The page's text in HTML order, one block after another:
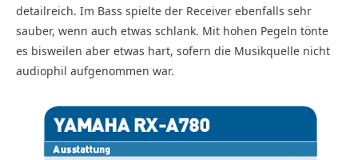
detailreich. Im Bass spielte der Receiver ebenfalls sehr
sauber, wenn auch etwas schlank. Mit hohen Pegeln tönte
es bisweilen aber etwas hart, sofern die Musikquelle nicht
audiophil aufgenommen war.